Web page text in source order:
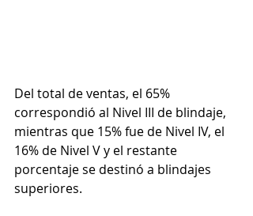
Del total de ventas, el 65%
correspondió al Nivel III de blindaje,
mientras que 15% fue de Nivel IV, el
16% de Nivel V y el restante
porcentaje se destinó a blindajes
superiores.